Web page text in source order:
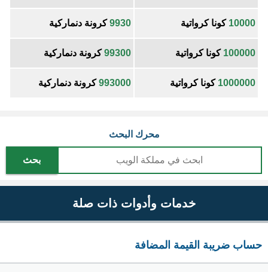
10000 كونا كرواتية 9930كرونة دنماركية
100000 كونا كرواتية 99300كرونة دنماركية
1000000 كونا كرواتية 993000كرونة دنماركية
محرك البحث
بحث
خدمات وأدوات ذات صلة
حساب ضريبة القيمة المضافة